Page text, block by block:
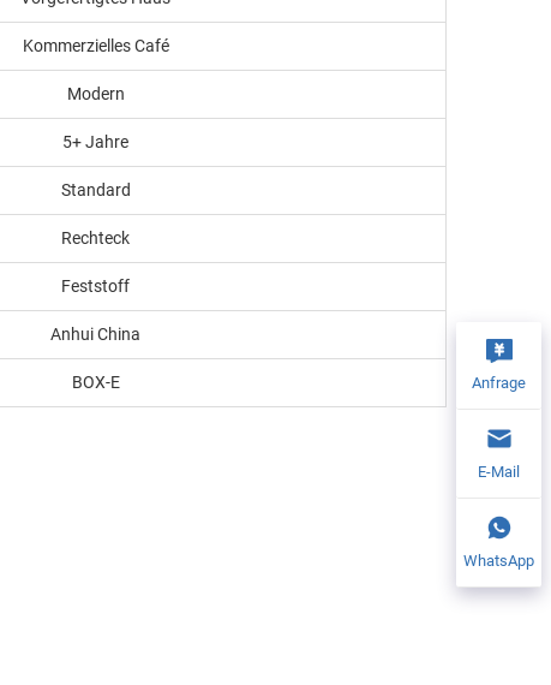
Kommerzielles Café
Modern
5+ Jahre
Standard
Rechteck
Feststoff
Anhui China
BOX-E Anfrage
E-Mail
WhatsApp